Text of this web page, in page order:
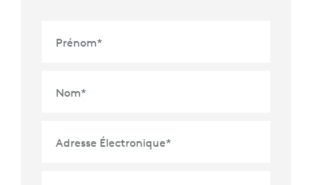
Prénom*
Nom*
Adresse Électronique*